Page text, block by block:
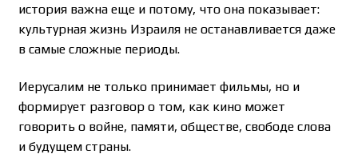
история важна еще и потому, что она показывает:
культурная жизнь Израиля не останавливается даже
в самые сложные периоды.
Иерусалим не только принимает фильмы, но и
формирует разговор о том, как кино может
говорить о войне, памяти, обществе, свободе слова
и будущем страны.